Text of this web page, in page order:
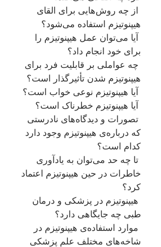
از چه روش‌هایی برای القای
هیپنوتیزم استفاده می‌شود؟
آیا می‌توان عمل هیپنوتیزم را
برای خود انجام داد؟
چه عواملی بر قابلیت فرد برای
هیپنوتیزم شدن تأثیرگذار است؟
آیا هیپنوتیزم نوعی خواب است؟
آیا هیپنوتیزم خطرناک است؟
تصورات و دیدگاه‌های نادرستی
که درباره‌ی هیپنوتیزم وجود دارد
کدام است؟
تا چه حد می‌توان به یادآوری
خاطرات در حین هیپنوتیزم اعتماد
کرد؟
هیپنوتیزم در پزشکی و درمان
طبی چه جایگاهی دارد؟
موارد استفاده‌ی هیپنوتیزم در
شاخه‌های مختلف علم پزشکی